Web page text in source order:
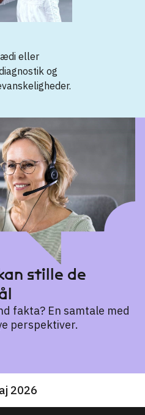
eller
og
stille de
fakta? En samtale med
perspektiver.
2026